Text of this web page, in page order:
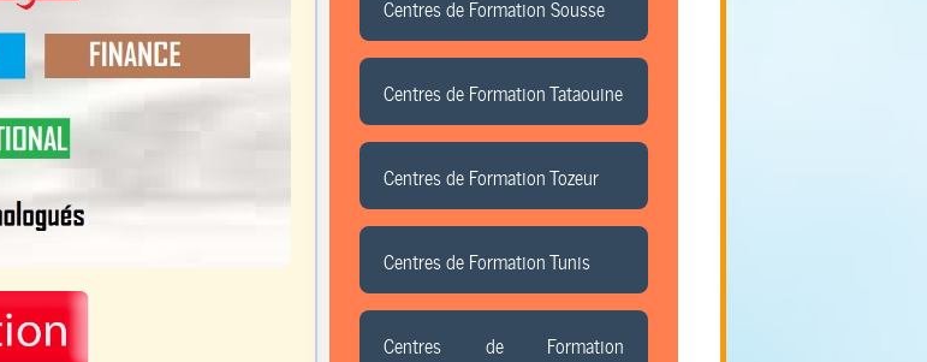
Centres de Formation Sousse
Centres de Formation Tataouine
Centres de Formation Tozeur
Centres de Formation Tunis
Centres de Formation